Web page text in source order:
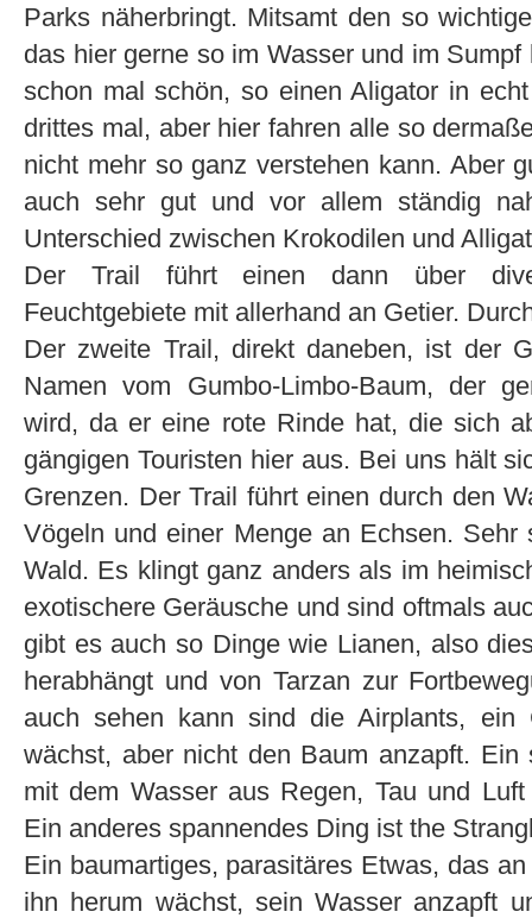
Parks näherbringt. Mitsamt den so
das hier gerne so im Wasser und im
schon mal schön, so einen Aligator in
drittes mal, aber hier fahren alle so
nicht mehr so ganz verstehen kann. Aber
auch sehr gut und vor allem ständig
Unterschied zwischen Krokodilen und
Der Trail führt einen dann über
Feuchtgebiete mit allerhand an Getier.
Der zweite Trail, direkt daneben, ist der
Namen vom Gumbo-Limbo-Baum, der
wird, da er eine rote Rinde hat, die sich
gängigen Touristen hier aus. Bei uns hält
Grenzen. Der Trail führt einen durch den
Vögeln und einer Menge an Echsen.
Wald. Es klingt ganz anders als im
exotischere Geräusche und sind oftmals
gibt es auch so Dinge wie Lianen, also
herabhängt und von Tarzan zur
auch sehen kann sind die Airplants, ein
wächst, aber nicht den Baum anzapft. Ein
mit dem Wasser aus Regen, Tau und
Ein anderes spannendes Ding ist the
Ein baumartiges, parasitäres Etwas, das
ihn herum wächst, sein Wasser anzapft